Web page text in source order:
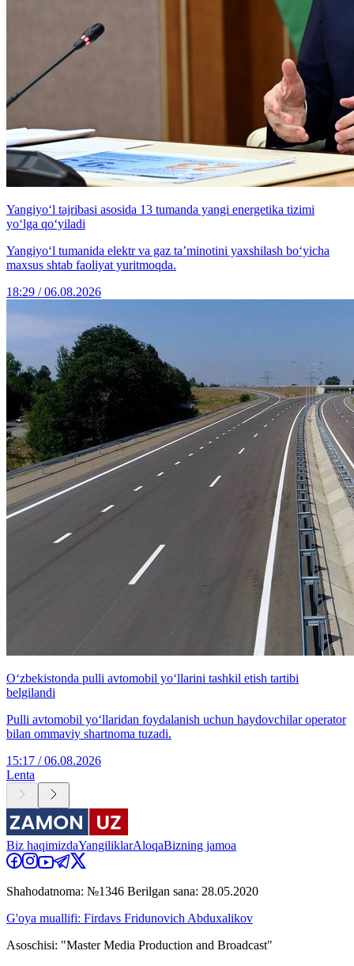
Yangiyo‘l tajribasi asosida 13 tumanda yangi energetika tizimi
yo‘lga qo‘yiladi
Yangiyo‘l tumanida elektr va gaz ta’minotini yaxshilash bo‘yicha
maxsus shtab faoliyat yuritmoqda.
18:29 / 06.08.2026
O‘zbekistonda pulli avtomobil yo‘llarini tashkil etish tartibi
belgilandi
Pulli avtomobil yo‘llaridan foydalanish uchun haydovchilar operator
bilan ommaviy shartnoma tuzadi.
15:17 / 06.08.2026
Lenta
Biz haqimizdaYangiliklarAloqaBizning jamoa
Shahodatnoma: №1346 Berilgan sana: 28.05.2020
G'oya muallifi: Firdavs Fridunovich Abduxalikov
Asoschisi: "Master Media Production and Broadcast"